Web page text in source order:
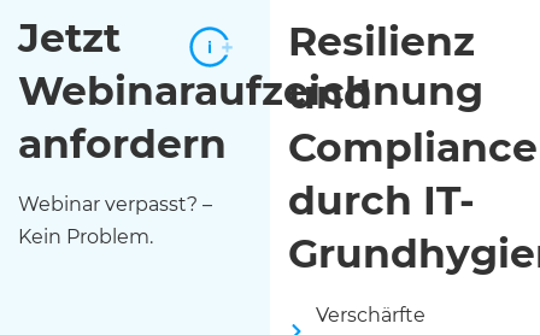
Resilienz
und
Compliance
durch IT-
Verschärfte
Jetzt
Webinaraufzeichnung
anfordern
Webinar verpasst? –
Kein Problem.